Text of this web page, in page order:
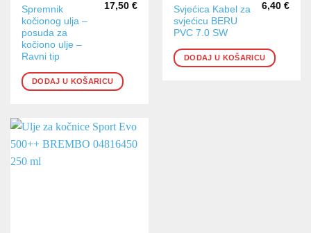
Spremnik
kočionog ulja –
posuda za
kočiono ulje –
Ravni tip
17,50 €
DODAJ U KOŠARICU
Svjećica Kabel za
svjećicu BERU
PVC 7.0 SW
6,40 €
DODAJ U KOŠARICU